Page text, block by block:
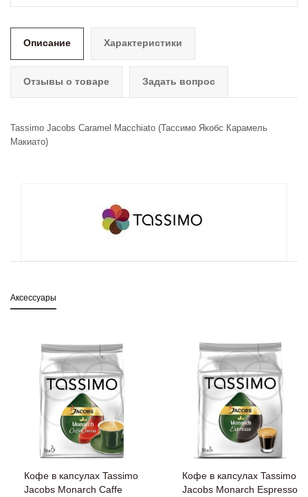
Описание Характеристики
Отзывы о товаре Задать вопрос
Tassimo Jacobs Caramel Macchiato (Тассимо Якобс Карамель
Макиато)
Аксессуары
Кофе в капсулах Tassimo
Jaсobs Monarch Caffe
Кофе в капсулах Tassimo
Jacobs Monarch Espresso